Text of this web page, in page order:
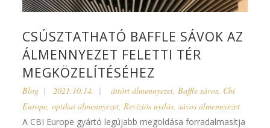
CSÚSZTATHATÓ BAFFLE SÁVOK AZ
ÁLMENNYEZET FELETTI TÉR
MEGKÖZELÍTÉSÉHEZ
Blog 2021.10.14. áttört álmennyezet,Baffle sávos, Cbi
Europe,optikai álmennyezet,Revíziós nyílás,sávos álmennyezet
A CBI Europe gyártó legújabb megoldása forradalmasítja